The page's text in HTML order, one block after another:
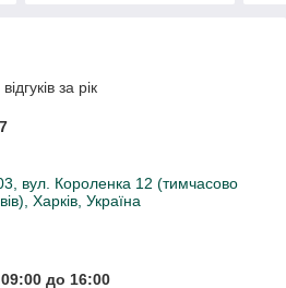
за рік
вул. Короленка 12 (тимчасово
Харків, Україна
до 16:00